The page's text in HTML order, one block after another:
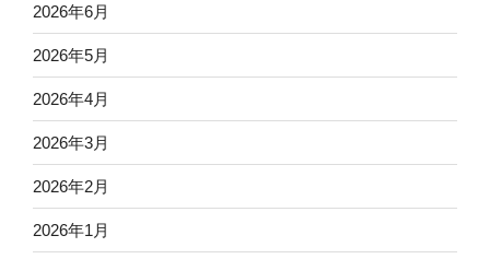
2026年6月
2026年5月
2026年4月
2026年3月
2026年2月
2026年1月